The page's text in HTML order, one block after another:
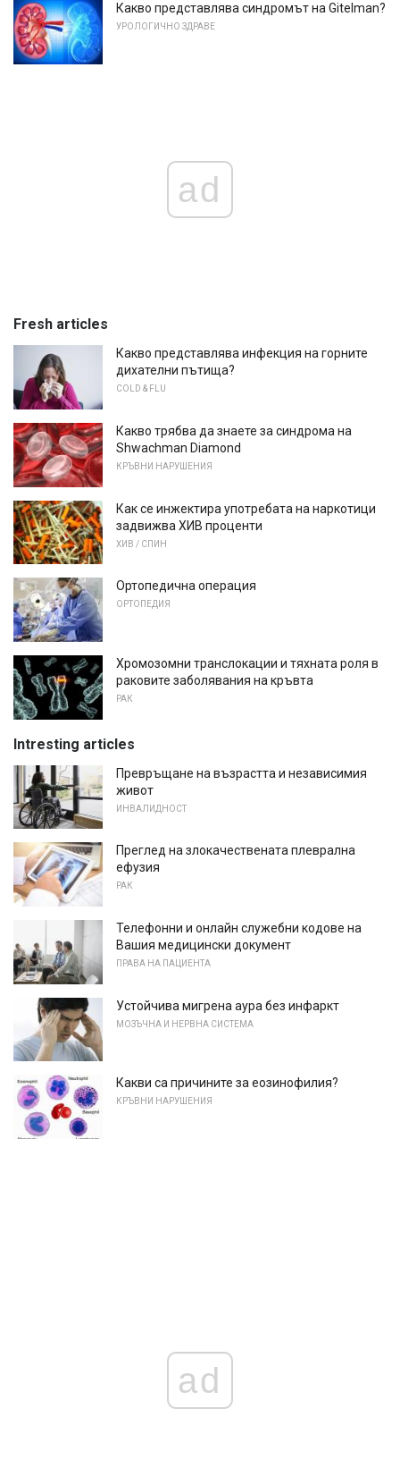
Какво представлява синдромът на Gitelman?
УРОЛОГИЧНО ЗДРАВЕ
ad
Fresh articles
Какво представлява инфекция на горните
дихателни пътища?
COLD & FLU
Какво трябва да знаете за синдрома на
Shwachman Diamond
КРЪВНИ НАРУШЕНИЯ
Как се инжектира употребата на наркотици
задвижва ХИВ проценти
ХИВ / СПИН
Ортопедична операция
ОРТОПЕДИЯ
Хромозомни транслокации и тяхната роля в
раковите заболявания на кръвта
РАК
Intresting articles
Превръщане на възрастта и независимия
живот
ИНВАЛИДНОСТ
Преглед на злокачествената плеврална
ефузия
РАК
Телефонни и онлайн служебни кодове на
Вашия медицински документ
ПРАВА НА ПАЦИЕНТА
Устойчива мигрена аура без инфаркт
МОЗЪЧНА И НЕРВНА СИСТЕМА
Какви са причините за еозинофилия?
КРЪВНИ НАРУШЕНИЯ
ad